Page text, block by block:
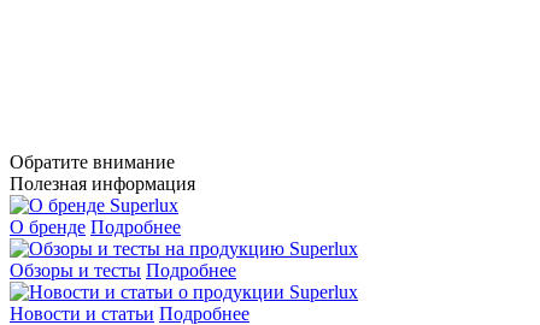
Обратите внимание
Полезная информация
О бренде Подробнее
Обзоры и тесты Подробнее
Новости и статьи Подробнее